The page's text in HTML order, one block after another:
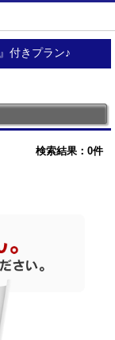
付きプラン♪
検索結果： 0件